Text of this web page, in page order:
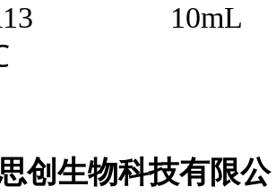
10mL
创生物科技有限公